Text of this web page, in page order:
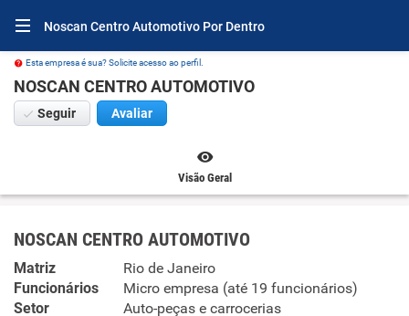
Noscan Centro Automotivo Por Dentro
Esta empresa é sua? Solicite acesso ao perfil.
NOSCAN CENTRO AUTOMOTIVO
Seguir Avaliar
Visão Geral
NOSCAN CENTRO AUTOMOTIVO
Matriz
Rio de Janeiro
Funcionários
Micro empresa (até 19 funcionários)
Setor
Auto-peças e carrocerias